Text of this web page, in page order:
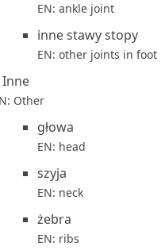
EN: ankle joint
inne stawy stopy
EN: other joints in foot
Inne
Other
głowa
EN: head
szyja
EN: neck
żebra
EN: ribs